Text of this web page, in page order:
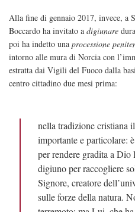
Alla fine di gennaio 2017, invece, a
Boccardo ha invitato a digiunare
poi ha indetto una processione
intorno alle mura di Norcia con
estratta dai Vigili del Fuoco dalla
centro cittadino due mesi prima:
nella tradizione cristiana
importante e particolare:
per rendere gradita a
digiuno per raccogliere
Signore, creatore
sulle forze della natura.